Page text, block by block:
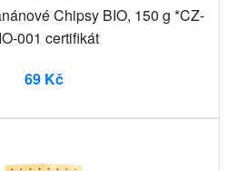
Chipsy BIO, 150 g *CZ-
001 certifikát
69 Kč